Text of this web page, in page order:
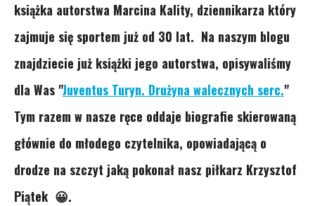
książka autorstwa Marcina Kality, dziennikarza który
zajmuje się sportem już od 30 lat. Na naszym blogu
znajdziecie już książki jego autorstwa, opisywaliśmy
dla Was "Juventus Turyn. Drużyna walecznych serc."
Tym razem w nasze ręce oddaje biografie skierowaną
głównie do młodego czytelnika, opowiadającą o
drodze na szczyt jaką pokonał nasz piłkarz Krzysztof
Piątek 😀.